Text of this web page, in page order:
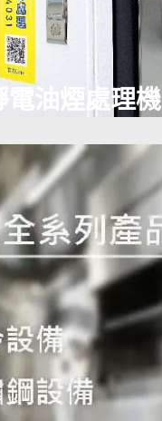
靜電油煙處理機